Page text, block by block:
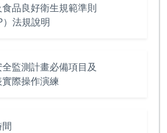
品良好衛生規範準則
）法規說明
監測計畫必備項目及
實際操作演練